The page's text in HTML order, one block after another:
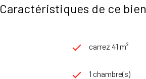
Caractéristiques de ce bien
carrez 41 m²
1 chambre(s)